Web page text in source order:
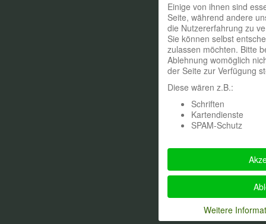
Einige von ihnen sind
Seite, während andere
die Nutzererfahrung zu
Sie können selbst
zulassen möchten. Bitte
Ablehnung womöglich
der Seite zur Verfügung
Diese wären z.B.:
Schriften
Kartendienste
SPAM-Schutz
Weitere